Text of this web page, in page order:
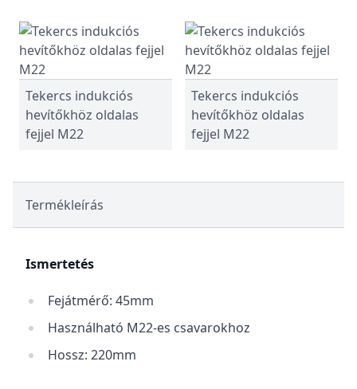
Tekercs indukciós
hevítőkhöz oldalas
fejjel M22
Tekercs indukciós
hevítőkhöz oldalas
fejjel M22
Termékleírás
Ismertetés
Fejátmérő: 45mm
Használható M22-es csavarokhoz
Hossz: 220mm